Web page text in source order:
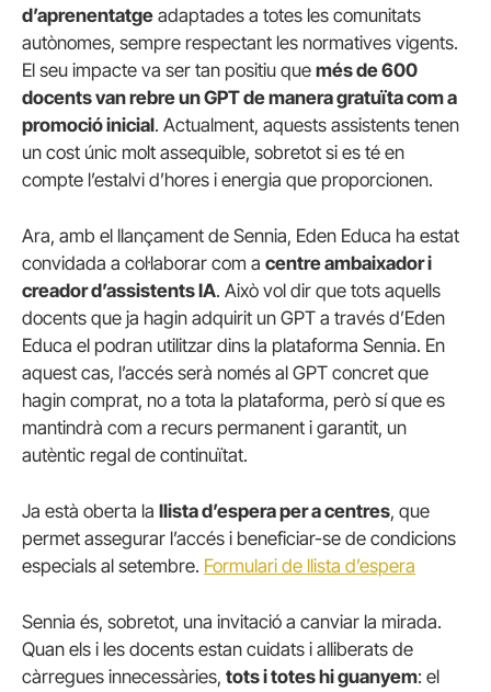
d’aprenentatge adaptades a totes les comunitats
autònomes, sempre respectant les normatives vigents.
El seu impacte va ser tan positiu que més de 600
docents van rebre un GPT de manera gratuïta com a
promoció inicial. Actualment, aquests assistents tenen
un cost únic molt assequible, sobretot si es té en
compte l’estalvi d’hores i energia que proporcionen.
Ara, amb el llançament de Sennia, Eden Educa ha estat
convidada a col·laborar com a centre ambaixador i
creador d’assistents IA. Això vol dir que tots aquells
docents que ja hagin adquirit un GPT a través d’Eden
Educa el podran utilitzar dins la plataforma Sennia. En
aquest cas, l’accés serà només al GPT concret que
hagin comprat, no a tota la plataforma, però sí que es
mantindrà com a recurs permanent i garantit, un
autèntic regal de continuïtat.
Ja està oberta la llista d’espera per a centres, que
permet assegurar l’accés i beneficiar-se de condicions
especials al setembre. Formulari de llista d’espera
Sennia és, sobretot, una invitació a canviar la mirada.
Quan els i les docents estan cuidats i alliberats de
càrregues innecessàries, tots i totes hi guanyem: el